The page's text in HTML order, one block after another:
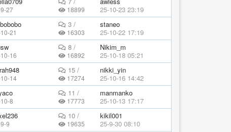
27 18899
25-10-23 23:19
21
3 /
16303
staneo
25-10-22 17:19
16
8 /
16892
Nikim_m
25-10-18 05:21
14
15 /
17274
nikki_yin
25-10-16 14:42
8
11 /
17773
manmanko
25-10-13 17:17
9
10 /
19635
kikil001
25-9-30 08:10